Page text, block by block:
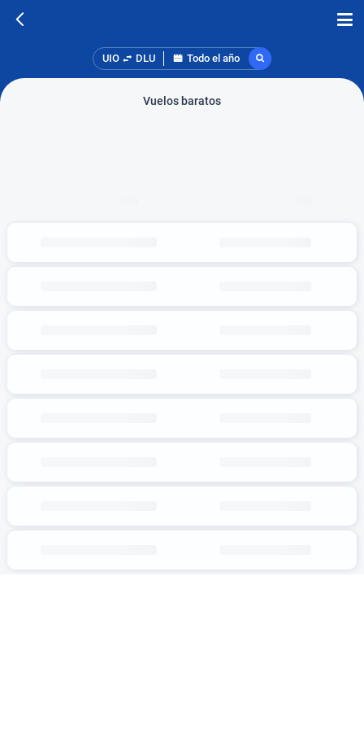
UIO DLU Todo el año
Vuelos baratos